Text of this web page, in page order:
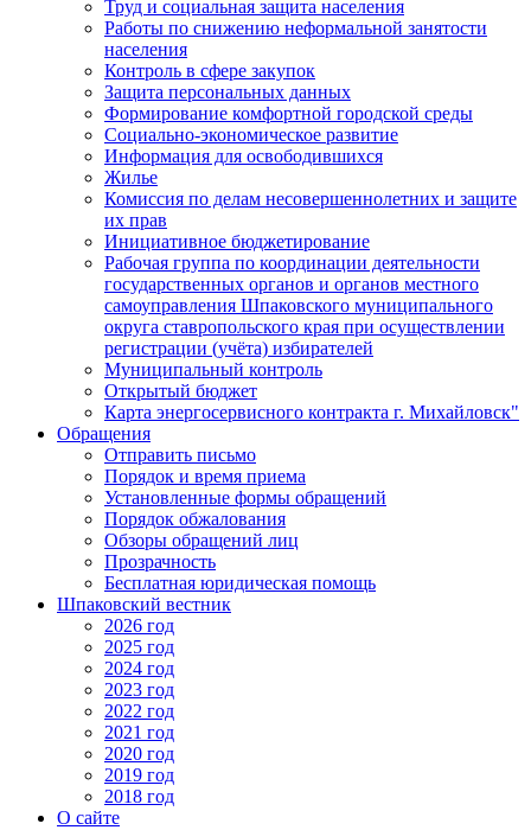
Труд и социальная защита населения
Работы по снижению неформальной занятости
населения
Контроль в сфере закупок
Защита персональных данных
Формирование комфортной городской среды
Социально-экономическое развитие
Информация для освободившихся
Жилье
Комиссия по делам несовершеннолетних и защите
их прав
Инициативное бюджетирование
Рабочая группа по координации деятельности
государственных органов и органов местного
самоуправления Шпаковского муниципального
округа ставропольского края при осуществлении
регистрации (учёта) избирателей
Муниципальный контроль
Открытый бюджет
Карта энергосервисного контракта г. Михайловск"
Обращения
Отправить письмо
Порядок и время приема
Установленные формы обращений
Порядок обжалования
Обзоры обращений лиц
Прозрачность
Бесплатная юридическая помощь
Шпаковский вестник
2026 год
2025 год
2024 год
2023 год
2022 год
2021 год
2020 год
2019 год
2018 год
О сайте